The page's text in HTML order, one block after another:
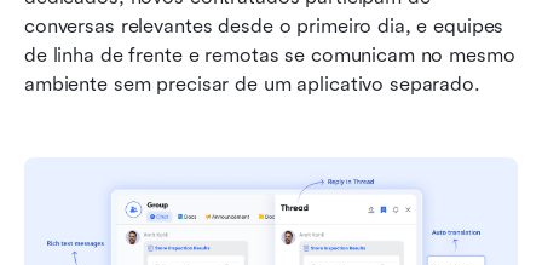
conversas relevantes desde o primeiro dia, e equipes
de linha de frente e remotas se comunicam no mesmo
ambiente sem precisar de um aplicativo separado.